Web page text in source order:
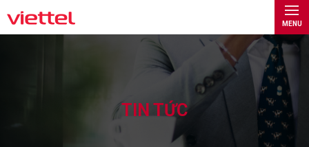
MENU
TIN TỨC